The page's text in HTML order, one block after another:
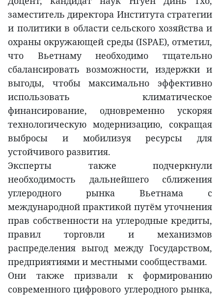
заместитель директора Института стратегии
и политики в области сельского хозяйства и
охраны окружающей среды (ISPAE), отметил,
что Вьетнаму необходимо тщательно
сбалансировать возможности, издержки и
выгоды, чтобы максимально эффективно
использовать климатическое
финансирование, одновременно ускоряя
технологическую модернизацию, сокращая
выбросы и мобилизуя ресурсы для
устойчивого развития.
Эксперты также подчеркнули
необходимость дальнейшего сближения
углеродного рынка Вьетнама с
международной практикой путём уточнения
прав собственности на углеродные кредиты,
правил торговли и механизмов
распределения выгод между Государством,
предприятиями и местными сообществами.
Они также призвали к формированию
современного цифрового углеродного рынка,